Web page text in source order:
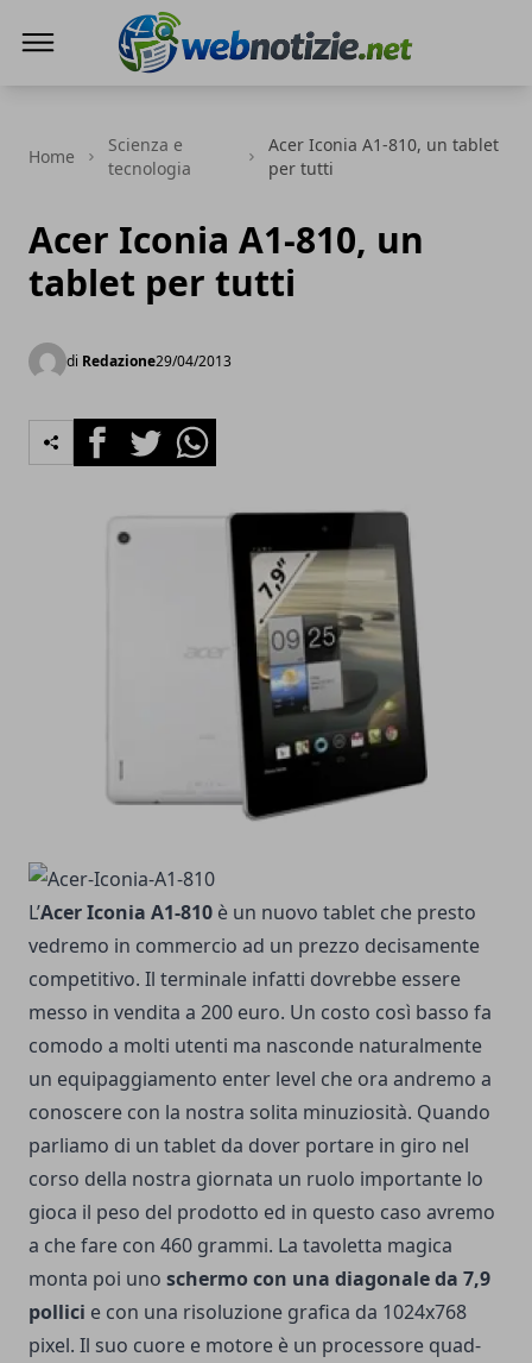
Home
Scienza e
tecnologia
Acer Iconia A1-810, un tablet
per tutti
Acer Iconia A1-810, un
tablet per tutti
di Redazione29/04/2013
FacebookTwitterWhatsapp
L’Acer Iconia A1-810 è un nuovo tablet che presto
vedremo in commercio ad un prezzo decisamente
competitivo. Il terminale infatti dovrebbe essere
messo in vendita a 200 euro. Un costo così basso fa
comodo a molti utenti ma nasconde naturalmente
un equipaggiamento enter level che ora andremo a
conoscere con la nostra solita minuziosità. Quando
parliamo di un tablet da dover portare in giro nel
corso della nostra giornata un ruolo importante lo
gioca il peso del prodotto ed in questo caso avremo
a che fare con 460 grammi. La tavoletta magica
monta poi uno schermo con una diagonale da 7,9
pollici e con una risoluzione grafica da 1024x768
pixel. Il suo cuore e motore è un processore quad-